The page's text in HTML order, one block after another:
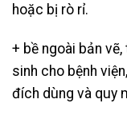
hoặc bị rò rỉ.
+ bề ngoài bản
sinh cho bệnh
đích dùng và quy